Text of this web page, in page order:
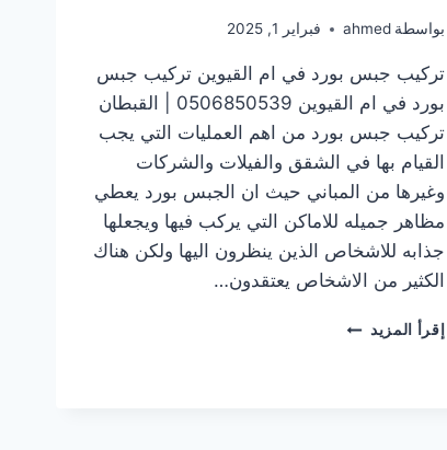
بواسطة ahmed فبراير 1, 2025
تركيب جبس بورد في ام القيوين تركيب جبس
بورد في ام القيوين 0506850539 | القبطان
تركيب جبس بورد من اهم العمليات التي يجب
القيام بها في الشقق والفيلات والشركات
وغيرها من المباني حيث ان الجبس بورد يعطي
مظاهر جميله للاماكن التي يركب فيها ويجعلها
جذابه للاشخاص الذين ينظرون اليها ولكن هناك
الكثير من الاشخاص يعتقدون…
إقرأ المزيد تركيب